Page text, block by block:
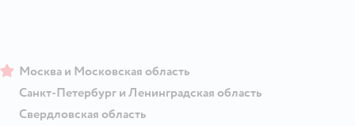
Москва и Московская область
Санкт-Петербург и Ленинградская область
Свердловская область